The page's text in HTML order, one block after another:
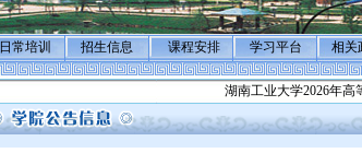
日常培训 招生信息 课程安排 学习平台 相关
湖南工业大学2026年高